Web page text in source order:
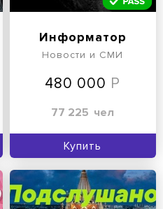
Информатор
Новости и СМИ
480 000
77 225 чел
Купить